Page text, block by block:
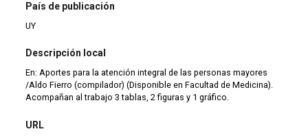
País de publicación
UY
Descripción local
En: Aportes para la atención integral de las personas mayores
/Aldo Fierro (compilador) (Disponible en Facultad de Medicina).
Acompañan al trabajo 3 tablas, 2 figuras y 1 gráfico.
URL